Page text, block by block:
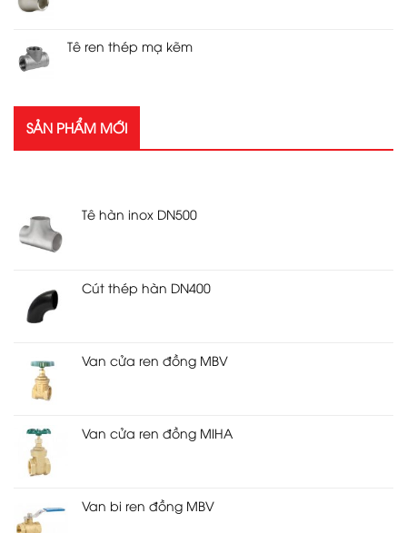
Tê ren thép mạ kẽm
SẢN PHẨM MỚI
Tê hàn inox DN500
Cút thép hàn DN400
Van cửa ren đồng MBV
Van cửa ren đồng MIHA
Van bi ren đồng MBV